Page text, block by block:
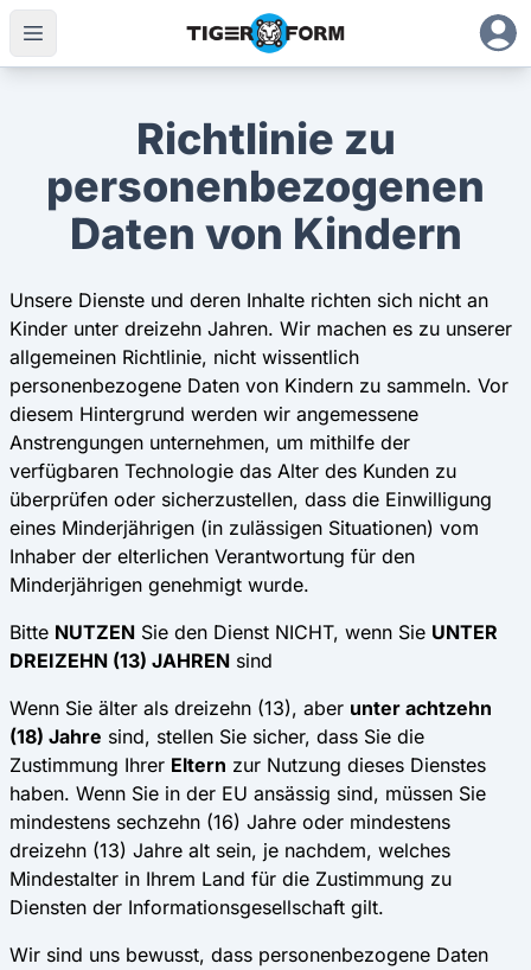
Richtlinie zu
personenbezogenen
Daten von Kindern
Unsere Dienste und deren Inhalte richten sich nicht an
Kinder unter dreizehn Jahren. Wir machen es zu unserer
allgemeinen Richtlinie, nicht wissentlich
personenbezogene Daten von Kindern zu sammeln. Vor
diesem Hintergrund werden wir angemessene
Anstrengungen unternehmen, um mithilfe der
verfügbaren Technologie das Alter des Kunden zu
überprüfen oder sicherzustellen, dass die Einwilligung
eines Minderjährigen (in zulässigen Situationen) vom
Inhaber der elterlichen Verantwortung für den
Minderjährigen genehmigt wurde.
Bitte NUTZEN Sie den Dienst NICHT, wenn Sie UNTER
DREIZEHN (13) JAHREN sind
Wenn Sie älter als dreizehn (13), aber unter achtzehn
(18) Jahre sind, stellen Sie sicher, dass Sie die
Zustimmung Ihrer Eltern zur Nutzung dieses Dienstes
haben. Wenn Sie in der EU ansässig sind, müssen Sie
mindestens sechzehn (16) Jahre oder mindestens
dreizehn (13) Jahre alt sein, je nachdem, welches
Mindestalter in Ihrem Land für die Zustimmung zu
Diensten der Informationsgesellschaft gilt.
Wir sind uns bewusst, dass personenbezogene Daten